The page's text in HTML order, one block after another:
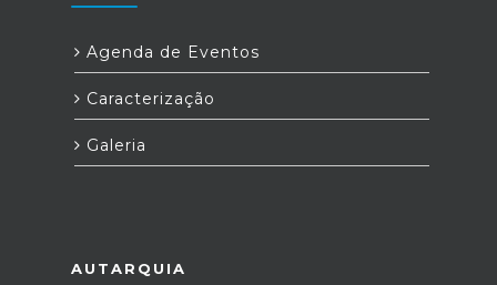
Agenda de Eventos
Caracterização
Galeria
AUTARQUIA